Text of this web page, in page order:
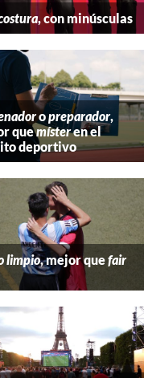
, con minúsculas
opreparador,
quemísteren el
deportivo
limpio, mejor quefair